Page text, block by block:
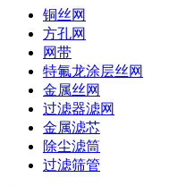
铜丝网
方孔网
网带
特氟龙涂层丝网
金属丝网
过滤器滤网
金属滤芯
除尘滤筒
过滤筛管